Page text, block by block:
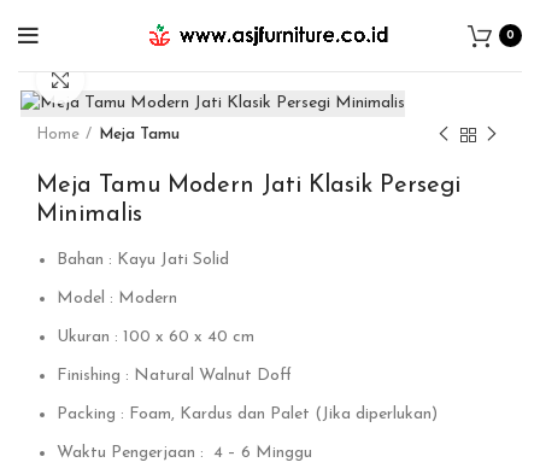
0
Home Meja Tamu
Meja Tamu Modern Jati Klasik Persegi
Minimalis
Bahan : Kayu Jati Solid
Model : Modern
Ukuran : 100 x 60 x 40 cm
Finishing : Natural Walnut Doff
Packing : Foam, Kardus dan Palet (Jika diperlukan)
Waktu Pengerjaan : 4 – 6 Minggu